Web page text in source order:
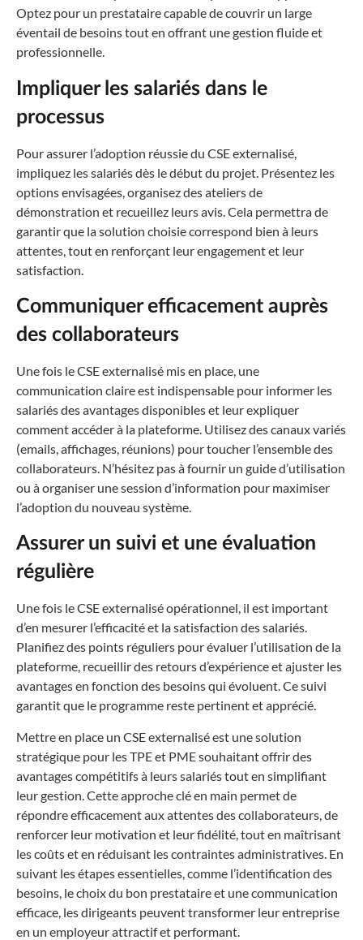
Optez pour un prestataire capable de couvrir un large
éventail de besoins tout en offrant une gestion fluide et
professionnelle.
Impliquer les salariés dans le
processus
Pour assurer l’adoption réussie du CSE externalisé,
impliquez les salariés dès le début du projet. Présentez les
options envisagées, organisez des ateliers de
démonstration et recueillez leurs avis. Cela permettra de
garantir que la solution choisie correspond bien à leurs
attentes, tout en renforçant leur engagement et leur
satisfaction.
Communiquer efficacement auprès
des collaborateurs
Une fois le CSE externalisé mis en place, une
communication claire est indispensable pour informer les
salariés des avantages disponibles et leur expliquer
comment accéder à la plateforme. Utilisez des canaux variés
(emails, affichages, réunions) pour toucher l’ensemble des
collaborateurs. N’hésitez pas à fournir un guide d’utilisation
ou à organiser une session d’information pour maximiser
l’adoption du nouveau système.
Assurer un suivi et une évaluation
régulière
Une fois le CSE externalisé opérationnel, il est important
d’en mesurer l’efficacité et la satisfaction des salariés.
Planifiez des points réguliers pour évaluer l’utilisation de la
plateforme, recueillir des retours d’expérience et ajuster les
avantages en fonction des besoins qui évoluent. Ce suivi
garantit que le programme reste pertinent et apprécié.
Mettre en place un CSE externalisé est une solution
stratégique pour les TPE et PME souhaitant offrir des
avantages compétitifs à leurs salariés tout en simplifiant
leur gestion. Cette approche clé en main permet de
répondre efficacement aux attentes des collaborateurs, de
renforcer leur motivation et leur fidélité, tout en maîtrisant
les coûts et en réduisant les contraintes administratives. En
suivant les étapes essentielles, comme l’identification des
besoins, le choix du bon prestataire et une communication
efficace, les dirigeants peuvent transformer leur entreprise
en un employeur attractif et performant.